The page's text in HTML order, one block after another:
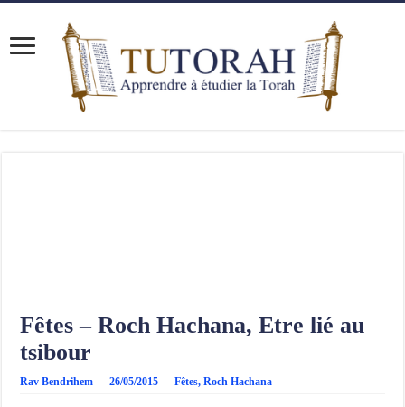
Fêtes – Roch Hachana, Etre lié au
tsibour
Rav Bendrihem 26/05/2015 Fêtes,Roch Hachana